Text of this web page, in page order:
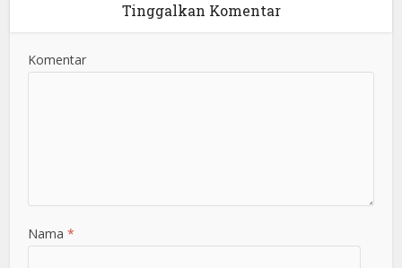
Tinggalkan Komentar
Komentar
Nama*